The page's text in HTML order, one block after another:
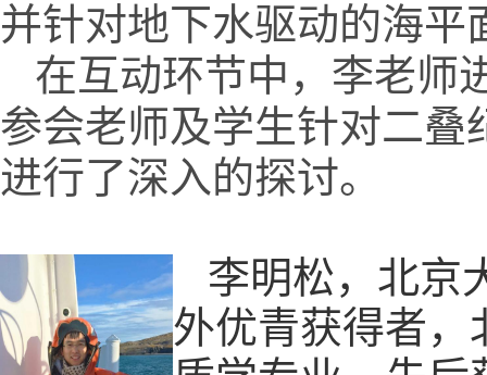
并针对地下水驱动的海
在互动环节中，李老师
参会老师及学生针对二叠
进行了深入的探讨。
李明松，北京
外优青获得者，